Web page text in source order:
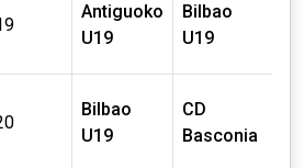
Antiguoko
U19
Bilbao
U19
Bilbao
U19
CD
Basconia